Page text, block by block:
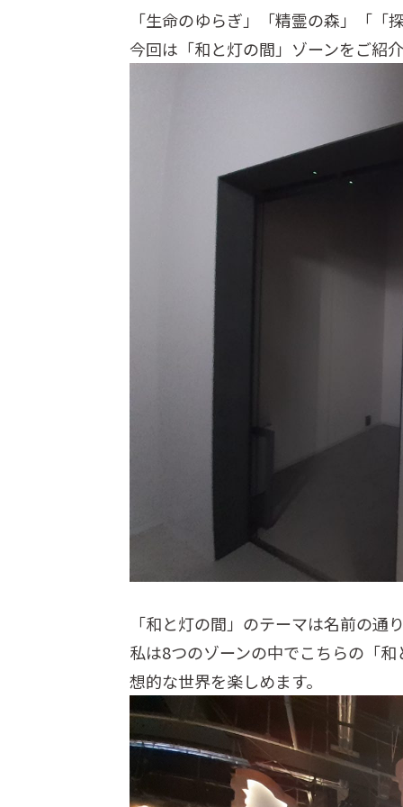
「生命のゆらぎ」「精霊の森」「「
今回は「和と灯の間」ゾーンをご紹
「和と灯の間」のテーマは名前の通
私は8つのゾーンの中でこちらの「
想的な世界を楽しめます。